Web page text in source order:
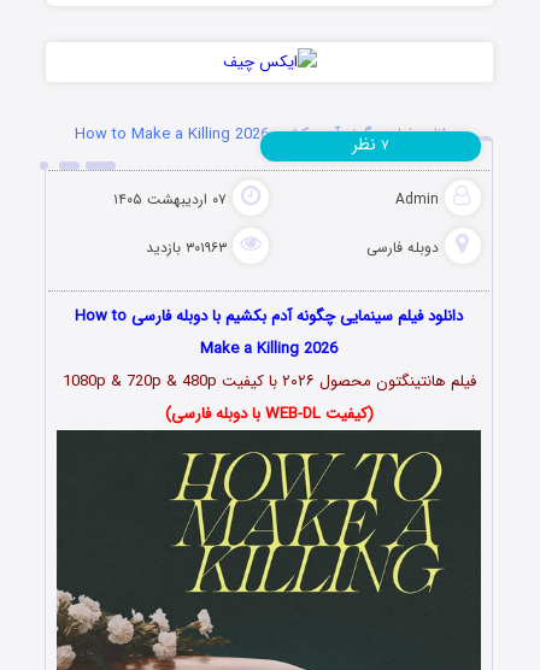
دانلود فیلم چگونه آدم بکشیم How to Make a Killing 2026
Admin ۰۷ اردیبهشت ۱۴۰۵
دوبله فارسی ۳۰۱۹۶۳ بازدید
۷ نظر
دانلود فیلم سینمایی چگونه آدم بکشیم با دوبله فارسی How to
Make a Killing 2026
فیلم هانتینگتون محصول ۲۰۲۶ با کیفیت 1080p & 720p & 480p
(کیفیت WEB-DL با دوبله فارسی)